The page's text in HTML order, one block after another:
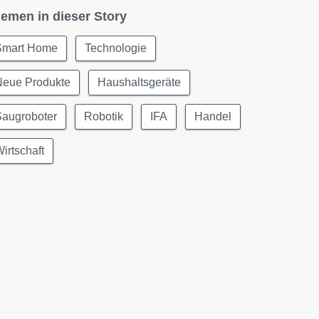
in dieser Story
Home Technologie
Produkte Haushaltsgeräte
Robotik IFA Handel